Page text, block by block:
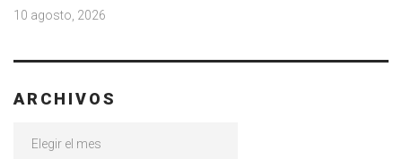
10 agosto, 2026
ARCHIVOS